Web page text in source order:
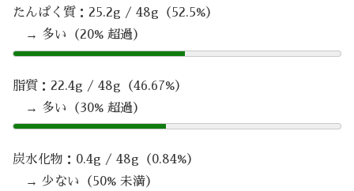
たんぱく質：25.2g / 48g（52.5%）
→ 多い（20% 超過）
脂質：22.4g / 48g（46.67%）
→ 多い（30% 超過）
炭水化物：0.4g / 48g（0.84%）
→ 少ない（50% 未満）